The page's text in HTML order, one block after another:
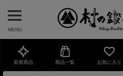
MENU
新着商品 商品一覧 お気に入り